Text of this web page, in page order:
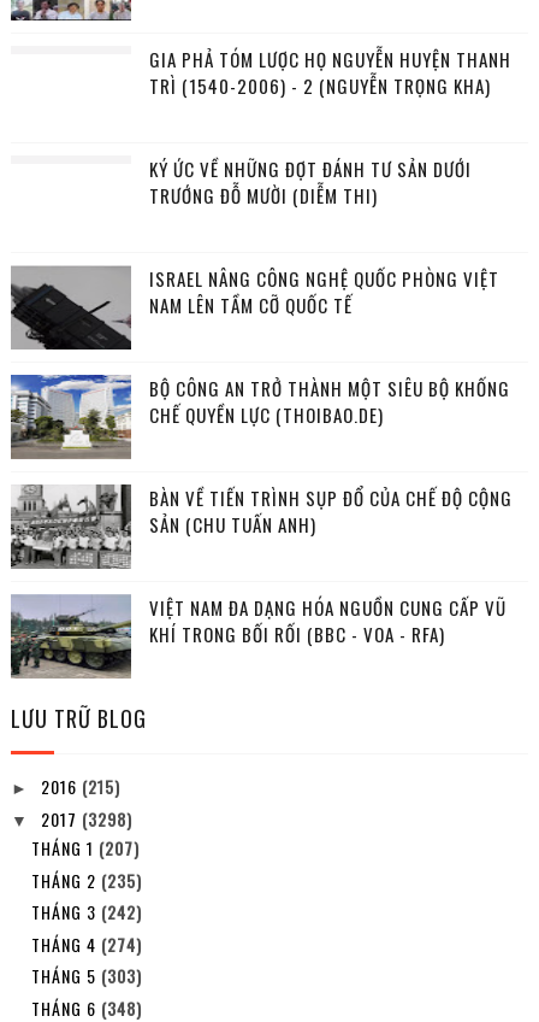
GIA PHẢ TÓM LƯỢC HỌ NGUYỄN HUYỆN THANH
TRÌ (1540-2006) - 2 (NGUYỄN TRỌNG KHA)
KÝ ỨC VỀ NHỮNG ĐỢT ĐÁNH TƯ SẢN DƯỚI
TRƯỚNG ĐỖ MƯỜI (DIỄM THI)
ISRAEL NÂNG CÔNG NGHỆ QUỐC PHÒNG VIỆT
NAM LÊN TẦM CỠ QUỐC TẾ
BỘ CÔNG AN TRỞ THÀNH MỘT SIÊU BỘ KHỐNG
CHẾ QUYỀN LỰC (THOIBAO.DE)
BÀN VỀ TIẾN TRÌNH SỤP ĐỔ CỦA CHẾ ĐỘ CỘNG
SẢN (CHU TUẤN ANH)
VIỆT NAM ĐA DẠNG HÓA NGUỒN CUNG CẤP VŨ
KHÍ TRONG BỐI RỐI (BBC - VOA - RFA)
LƯU TRỮ BLOG
► 2016 (215)
▼ 2017 (3298)
THÁNG 1 (207)
THÁNG 2 (235)
THÁNG 3 (242)
THÁNG 4 (274)
THÁNG 5 (303)
THÁNG 6 (348)